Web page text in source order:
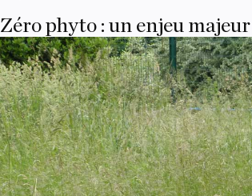
Zéro phyto : un enjeu